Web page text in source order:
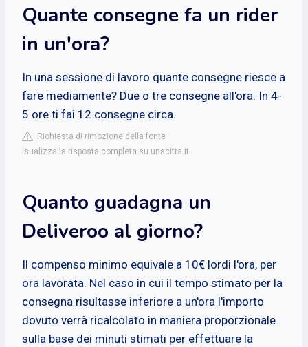
Quante consegne fa un rider
in un'ora?
In una sessione di lavoro quante consegne riesce a
fare mediamente? Due o tre consegne all'ora. In 4-
5 ore ti fai 12 consegne circa.
Richiesta di rimozione della fonte
isualizza la risposta completa su unacitta.it
Quanto guadagna un
Deliveroo al giorno?
Il compenso minimo equivale a 10€ lordi l'ora, per
ora lavorata. Nel caso in cui il tempo stimato per la
consegna risultasse inferiore a un'ora l'importo
dovuto verrà ricalcolato in maniera proporzionale
sulla base dei minuti stimati per effettuare la